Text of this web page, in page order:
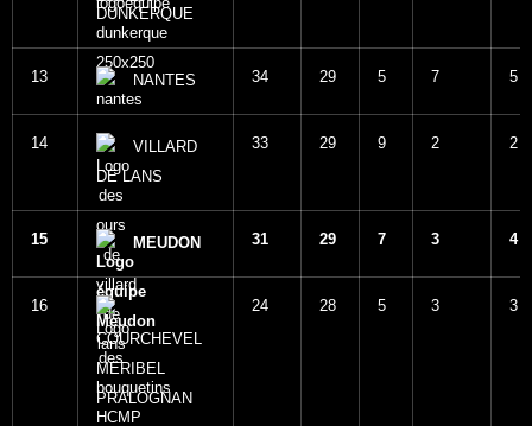
DUNKERQUE
13 NANTES 34 29 5 7 5
14
VILLARD
DE LANS
33 29 9 2 2
15 MEUDON 31 29 7 3 4
16
COURCHEVEL
MERIBEL
PRALOGNAN
24 28 5 3 3